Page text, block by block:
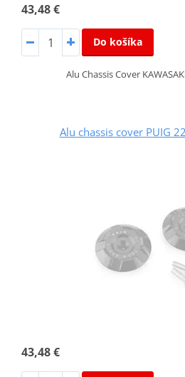
43,48 €
Do košíka
Alu Chassis Cover
Alu chassis cover PUIG
43,48 €